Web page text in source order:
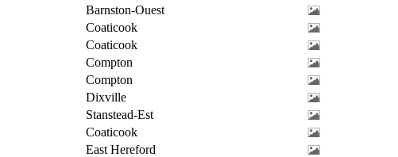
Barnston-Ouest
Coaticook
Coaticook
Compton
Compton
Dixville
Stanstead-Est
Coaticook
East Hereford